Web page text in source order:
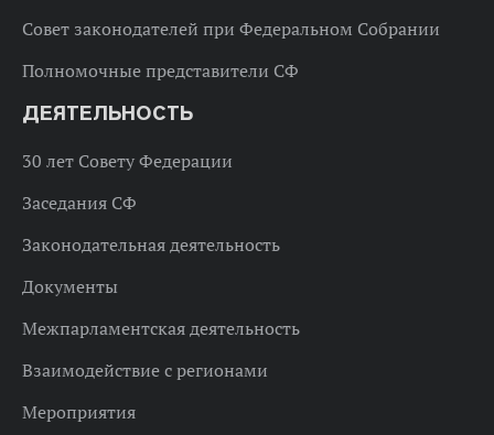
Совет законодателей при Федеральном Собрании
Полномочные представители СФ
ДЕЯТЕЛЬНОСТЬ
30 лет Совету Федерации
Заседания СФ
Законодательная деятельность
Документы
Межпарламентская деятельность
Взаимодействие с регионами
Мероприятия